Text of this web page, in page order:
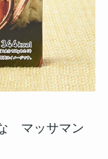
マッサマン